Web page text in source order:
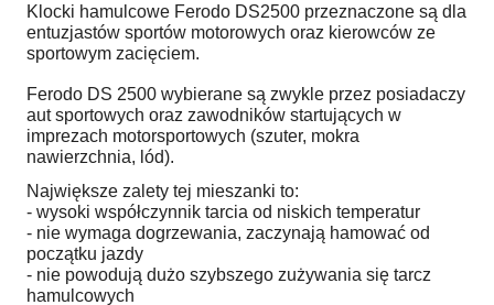
Klocki hamulcowe Ferodo DS2500 przeznaczone są dla
entuzjastów sportów motorowych oraz kierowców ze
sportowym zacięciem.
Ferodo DS 2500 wybierane są zwykle przez posiadaczy
aut sportowych oraz zawodników startujących w
imprezach motorsportowych (szuter, mokra
nawierzchnia, lód).
Największe zalety tej mieszanki to:
- wysoki współczynnik tarcia od niskich temperatur
- nie wymaga dogrzewania, zaczynają hamować od
początku jazdy
- nie powodują dużo szybszego zużywania się tarcz
hamulcowych